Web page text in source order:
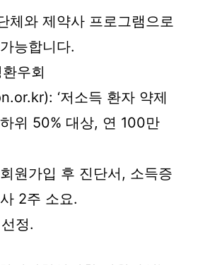
체와 제약사 프로그램으로
능합니다.
우회
‘저소득 환자 약제
위 50% 대상, 연 100만
원가입 후 진단서, 소득증
2주 소요.
정.